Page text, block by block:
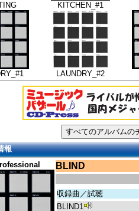
KITCHEN_#1
LAUNDRY_#2
報
BLIND
収録曲／試聴
BLIND1